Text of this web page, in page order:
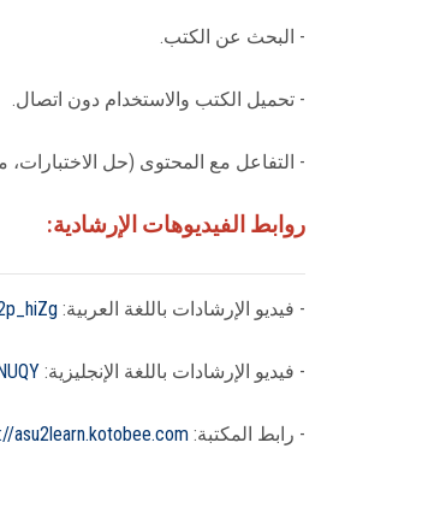
- البحث عن الكتب.
- تحميل الكتب والاستخدام دون اتصال.
- التفاعل مع المحتوى (حل الاختبارات،
روابط الفيديوهات الإرشادية:
- فيديو الإرشادات باللغة العربية:
- فيديو الإرشادات باللغة الإنجليزية:
- رابط المكتبة: asu2learn.kotobee.com/